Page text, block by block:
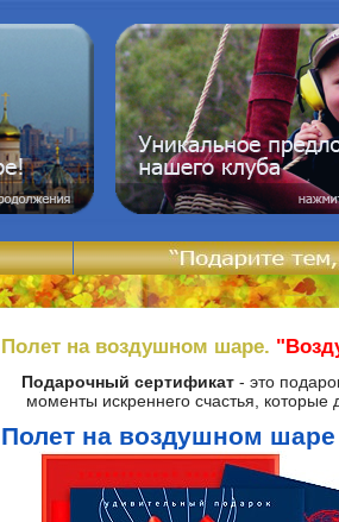
Полет на воздушном шаре.
Подарочный сертификат - это
моменты искреннего счастья, которые
Полет на воздушном